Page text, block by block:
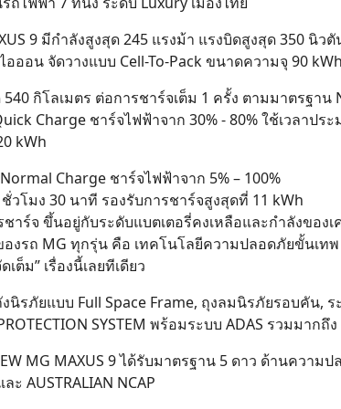
9 มีกำลังสูงสุด 245 แรงม้า แรงบิดสูงสุด 350 นิวตั
อออน จัดวางแบบ Cell-To-Pack ขนาดความจุ 90
กิโลเมตร ต่อการชาร์จเต็ม 1 ครั้ง ตามมาตรฐาน
Charge ชาร์จไฟฟ้าจาก 30% - 80% ใช้เวลาปร
kWh
Charge ชาร์จไฟฟ้าจาก 5% – 100%
วโมง 30 นาที รองรับการชาร์จสูงสุดที่ 11 kWh
ชาร์จ ขึ้นอยู่กับระดับแบตเตอรี่คงเหลือและกำลังของ
งรถ MG ทุกรุ่น คือ เทคโนโลยีความปลอดภัยขั้นเทพ
ต็ม” เรื่องนี้เลยทีเดียว
นิรภัยแบบ Full Space Frame, ถุงลมนิรภัยรอบคัน,
SYSTEM พร้อมระบบ ADAS รวมมา
MG MAXUS 9 ได้รับมาตรฐาน 5 ดาว ด้านความป
ะ AUSTRALIAN NCAP